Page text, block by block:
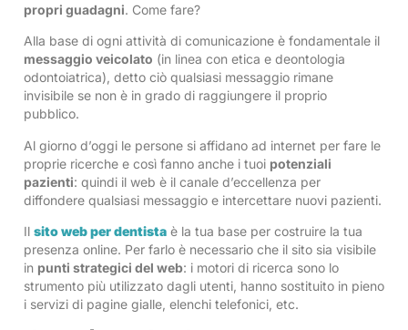
propri guadagni. Come fare?
Alla base di ogni attività di comunicazione è fondamentale il
messaggio veicolato (in linea con etica e deontologia
odontoiatrica), detto ciò qualsiasi messaggio rimane
invisibile se non è in grado di raggiungere il proprio
pubblico.
Al giorno d’oggi le persone si affidano ad internet per fare le
proprie ricerche e così fanno anche i tuoi potenziali
pazienti: quindi il web è il canale d’eccellenza per
diffondere qualsiasi messaggio e intercettare nuovi pazienti.
Il sito web per dentista è la tua base per costruire la tua
presenza online. Per farlo è necessario che il sito sia visibile
in punti strategici del web: i motori di ricerca sono lo
strumento più utilizzato dagli utenti, hanno sostituito in pieno
i servizi di pagine gialle, elenchi telefonici, etc.